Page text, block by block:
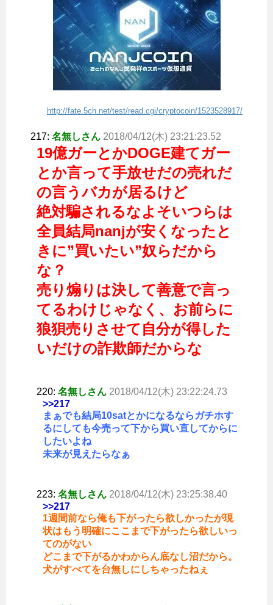
http://fate.5ch.net/test/read.cgi/cryptocoin/1523528917/
217: 名無しさん 2018/04/12(木) 23:21:23.52
19億ガーとかDOGE建てガー
とか言って手放せだの売れだ
の言うバカが居るけど
絶対騙されるなよ そいつらは
全員結局nanjが安くなったと
きに”買いたい”奴らだから
な？
売り煽りは決して善意で言っ
てるわけじゃなく、お前らに
狼狽売りさせて自分が得した
いだけの詐欺師だからな
220: 名無しさん 2018/04/12(木) 23:22:24.73
>>217
まぁでも結局10satとかになるならガチホす
るにしても今売って下から買い直してからに
したいよね
未来が見えたらなぁ
223: 名無しさん 2018/04/12(木) 23:25:38.40
>>217
1週間前なら俺も下がったら欲しかったが現
状はもう明確にここまで下がったら欲しいっ
てのがない
どこまで下がるかわからん底なし沼だから。
犬がすべてを台無しにしちゃったねぇ